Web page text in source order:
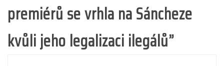
premiérů se vrhla na Sáncheze
kvůli jeho legalizaci ilegálů”